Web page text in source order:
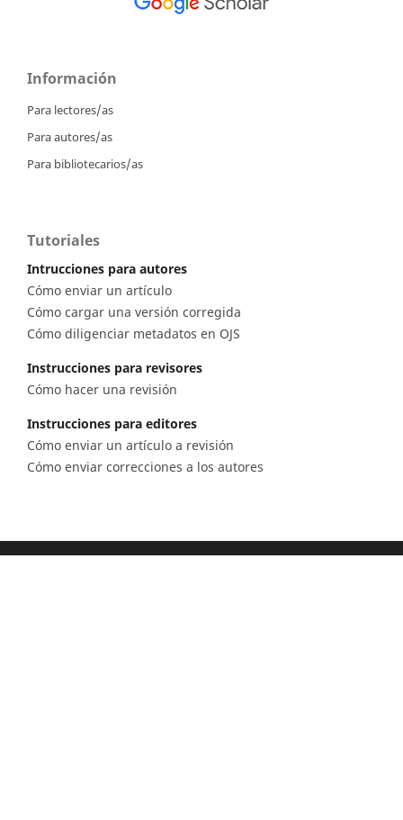
Información
Para lectores/as
Para autores/as
Para bibliotecarios/as
Tutoriales
Intrucciones para autores
Cómo enviar un artículo
Cómo cargar una versión corregida
Cómo diligenciar metadatos en OJS
Instrucciones para revisores
Cómo hacer una revisión
Instrucciones para editores
Cómo enviar un artículo a revisión
Cómo enviar correcciones a los autores